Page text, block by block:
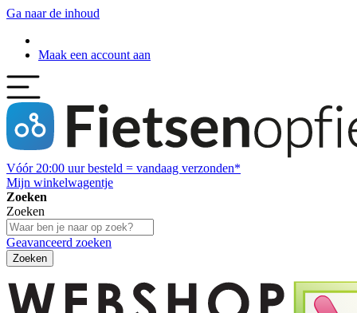
Ga naar de inhoud
Maak een account aan
Vóór 20:00 uur besteld = vandaag verzonden*
Mijn winkelwagentje
Zoeken
Zoeken
Geavanceerd zoeken
Zoeken